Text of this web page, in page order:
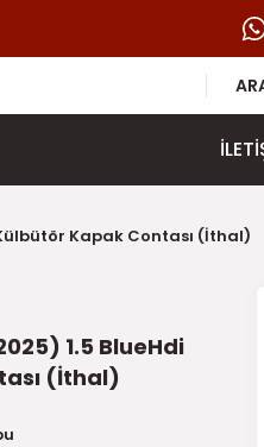
Kapak Contası (İthal)
1.5 BlueHdi
(İthal)